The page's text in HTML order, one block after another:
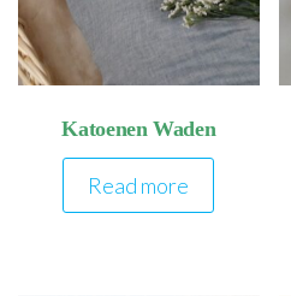
Katoenen Waden
Read more